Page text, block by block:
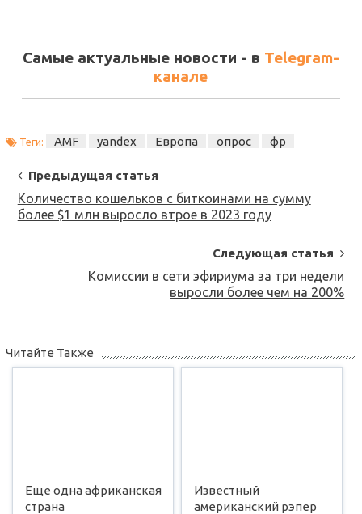
Самые актуальные новости - в Telegram-
канале
Теги: AMF yandex Европа опрос фр
Post
Navigation
Предыдущая статья
Количество кошельков с биткоинами на сумму
более $1 млн выросло втрое в 2023 году
Следующая статья
Комиссии в сети эфириума за три недели
выросли более чем на 200%
Читайте Также
Еще одна африканская
страна
Известный
американский рэпер